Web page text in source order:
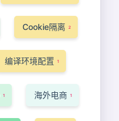
Cookie隔离 2
编译环境配置 1
1 海外电商 1